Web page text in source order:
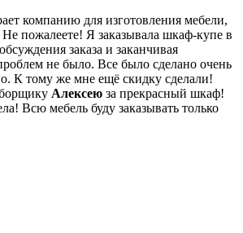
компанию для изготовления мебели,
пожалеете! Я заказывала шкаф-купе в
заказа и заканчивая
не было. Все было сделано очень
К тому же мне ещё скидку сделали!
Алексею за прекрасный шкаф!
Всю мебель буду заказывать только